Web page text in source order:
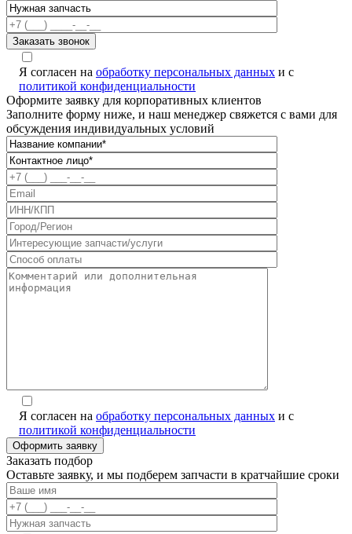
Я согласен на обработку персональных данных и с
политикой конфиденциальности
Оформите заявку для корпоративных клиентов
Заполните форму ниже, и наш менеджер свяжется с вами для
обсуждения индивидуальных условий
Я согласен на обработку персональных данных и с
политикой конфиденциальности
Заказать подбор
Оставьте заявку, и мы подберем запчасти в кратчайшие сроки